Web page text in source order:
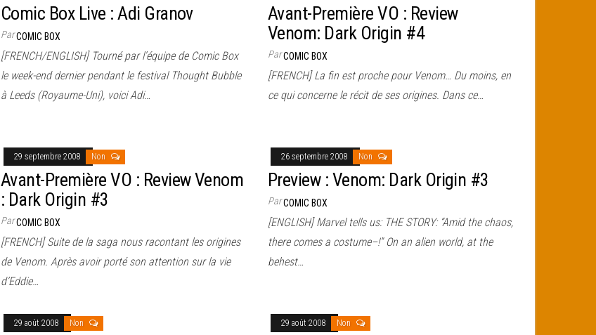
Comic Box Live : Adi Granov
ParCOMIC BOX
[FRENCH/ENGLISH] Tourné par l’équipe de Comic Box
le week-end dernier pendant le festival Thought Bubble
à Leeds (Royaume-Uni), voici Adi…
Avant-Première VO : Review
Venom: Dark Origin #4
ParCOMIC BOX
[FRENCH] La fin est proche pour Venom… Du moins, en
ce qui concerne le récit de ses origines. Dans ce…
29 septembre 2008 Non
Avant-Première VO : Review Venom
: Dark Origin #3
ParCOMIC BOX
[FRENCH] Suite de la saga nous racontant les origines
de Venom. Après avoir porté son attention sur la vie
d’Eddie…
26 septembre 2008 Non
Preview : Venom: Dark Origin #3
ParCOMIC BOX
[ENGLISH] Marvel tells us: THE STORY: “Amid the chaos,
there comes a costume–!” On an alien world, at the
behest…
29 août 2008 Non 29 août 2008 Non